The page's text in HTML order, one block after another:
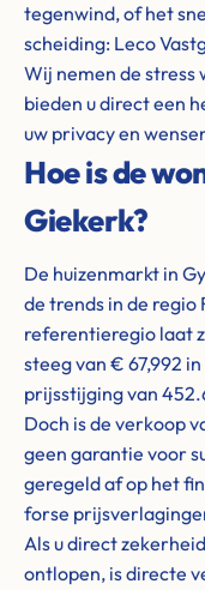
tegenwind, of het
scheiding: Leco
Wij nemen de
bieden u direct een
uw privacy en
Hoe is de
Giekerk?
De huizenmarkt in
de trends in de regio
referentieregio laat
steeg van € 67,992
prijsstijging van
Doch is de verkoop
geen garantie voor
geregeld af op het
forse
Als u direct
ontlopen, is directe